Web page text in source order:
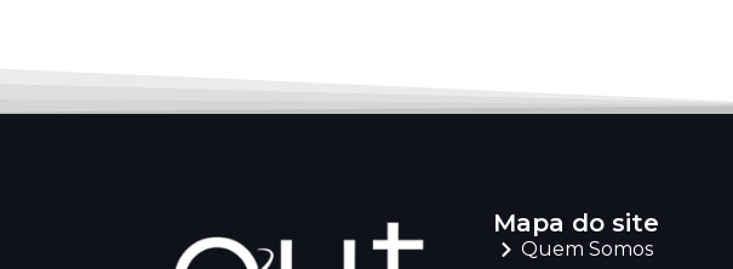
Mapa do site
Quem Somos